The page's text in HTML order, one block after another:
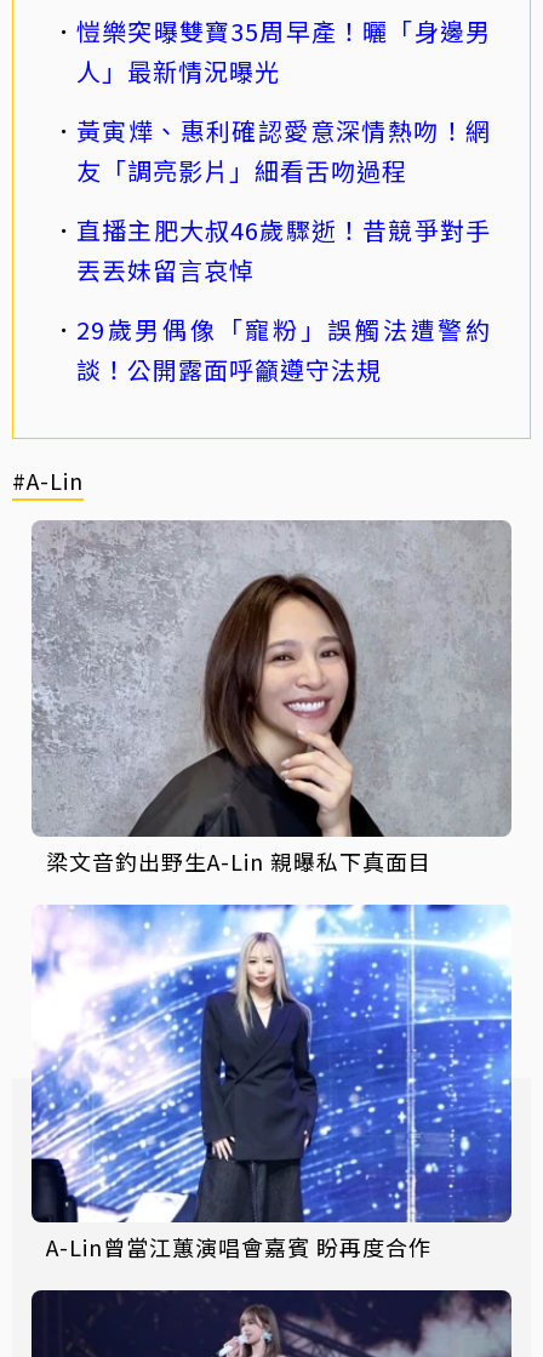
愷樂突曝雙寶35周早產！曬「身邊男
人」最新情況曝光
黃寅燁、惠利確認愛意深情熱吻！網
友「調亮影片」細看舌吻過程
直播主肥大叔46歲驟逝！昔競爭對手
丟丟妹留言哀悼
29歲男偶像「寵粉」誤觸法遭警約
談！公開露面呼籲遵守法規
#A-Lin
梁文音釣出野生A-Lin 親曝私下真面目
A-Lin曾當江蕙演唱會嘉賓 盼再度合作